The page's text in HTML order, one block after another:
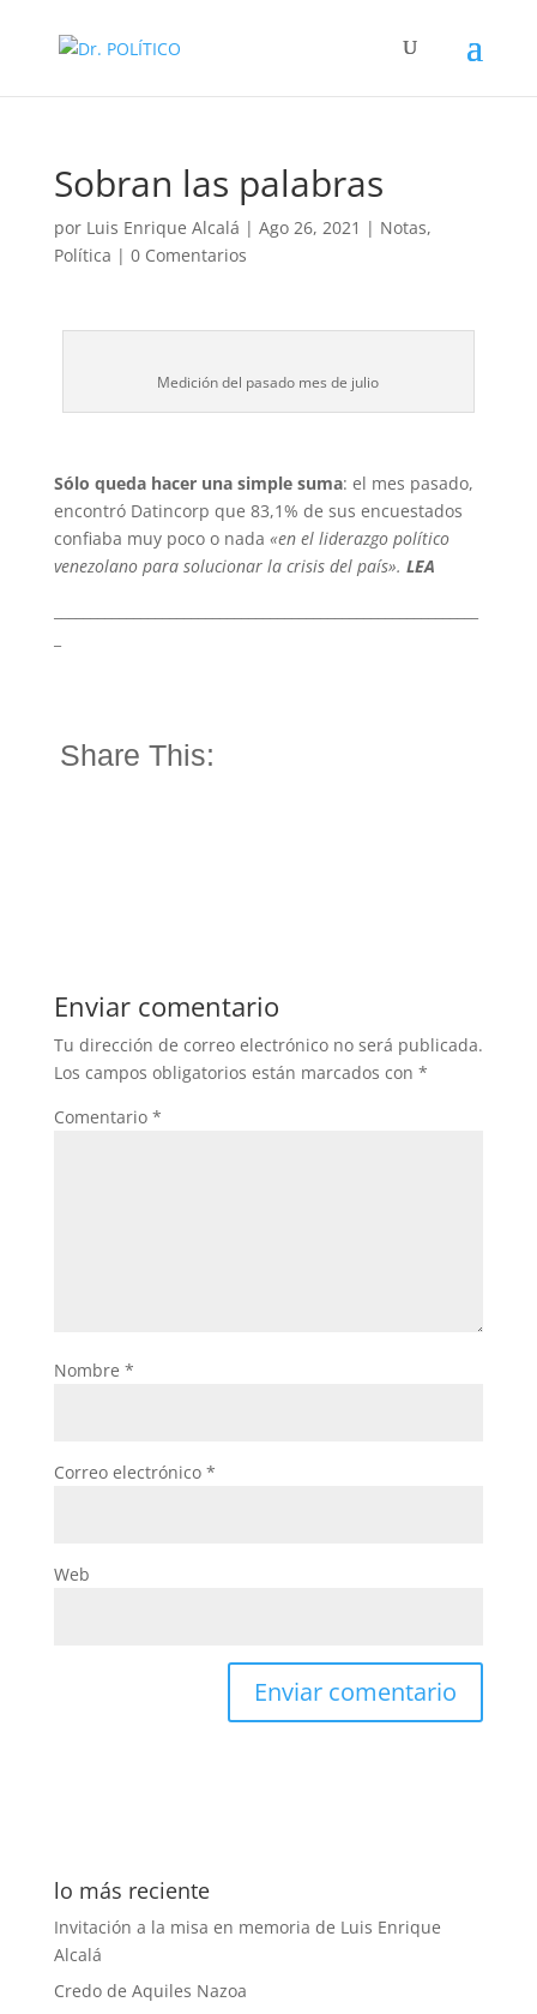
Sobran las palabras
por Luis Enrique Alcalá | Ago 26, 2021 | Notas,
Política | 0 Comentarios
Medición del pasado mes de julio
Sólo queda hacer una simple suma: el mes pasado,
encontró Datincorp que 83,1% de sus encuestados
confiaba muy poco o nada «en el liderazgo político
venezolano para solucionar la crisis del país». LEA
Share This:
Enviar comentario
Tu dirección de correo electrónico no será publicada.
Los campos obligatorios están marcados con *
Comentario *
Nombre *
Correo electrónico *
Web
lo más reciente
Invitación a la misa en memoria de Luis Enrique
Alcalá
Credo de Aquiles Nazoa